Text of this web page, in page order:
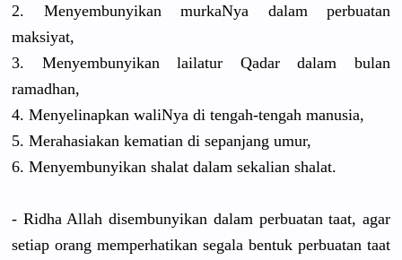
2. Menyembunyikan murkaNya dalam perbuatan
maksiyat,
3. Menyembunyikan lailatur Qadar dalam bulan
ramadhan,
4. Menyelinapkan waliNya di tengah-tengah manusia,
5. Merahasiakan kematian di sepanjang umur,
6. Menyembunyikan shalat dalam sekalian shalat.
- Ridha Allah disembunyikan dalam perbuatan taat, agar
setiap orang memperhatikan segala bentuk perbuatan taat